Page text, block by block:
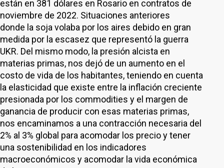
están en 381 dólares en Rosario en contratos de
noviembre de 2022. Situaciones anteriores
donde la soja volaba por los aires debido en gran
medida por la escasez que representó la guerra
UKR. Del mismo modo, la presión alcista en
materias primas, nos dejó de un aumento en el
costo de vida de los habitantes, teniendo en cuenta
la elasticidad que existe entre la inflación creciente
presionada por los commodities y el margen de
ganancia de producir con esas materias primas,
nos encaminamos a una contracción necesaria del
2% al 3% global para acomodar los precio y tener
una sostenibilidad en los indicadores
macroeconómicos y acomodar la vida económica